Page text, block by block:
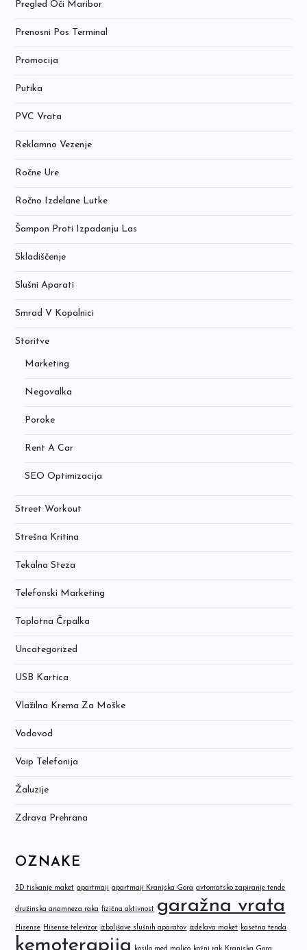
Pregled Oči Maribor
Prenosni Pos Terminal
Promocija
Putika
PVC Vrata
Reklamno Vezenje
Ročne Ure
Ročno Izdelane Lutke
Šampon Proti Izpadanju Las
Skladiščenje
Slušni Aparati
Smrad V Kopalnici
Storitve
Marketing
Negovalka
Poroke
Rent A Car
SEO Optimizacija
Street Workout
Strešna Kritina
Tekalna Steza
Telefonski Marketing
Toplotna Črpalka
Uncategorized
USB Kartica
Vlažilna Krema Za Moške
Vodovod
Voip Telefonija
Žaluzije
Zdrava Prehrana
OZNAKE
3D tiskanje maket apartmaji apartmaji Kranjska Gora avtomatsko zapiranje tende
družinska anamneza raka fizična aktivnost garažna vrata
Hisense Hisense televizor izboljšave slušnih aparatov izdelava maket kasetna tenda
kemoterapija